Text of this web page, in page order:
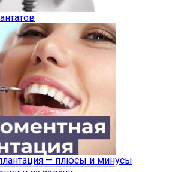
— плюсы и минусы